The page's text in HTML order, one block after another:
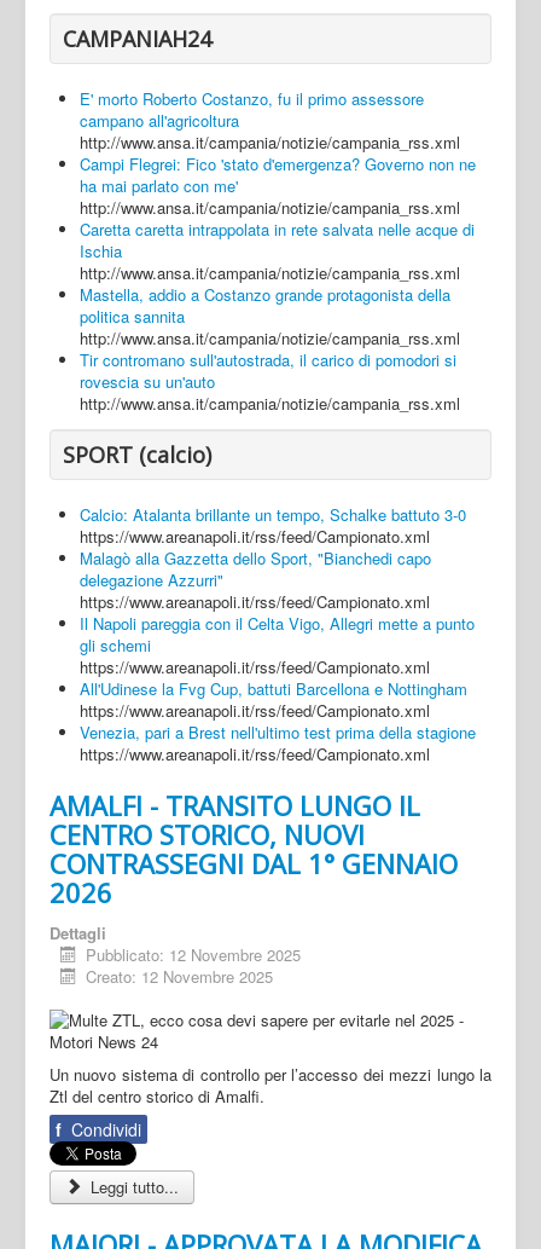
CAMPANIAH24
E' morto Roberto Costanzo, fu il primo assessore
campano all'agricoltura
http://www.ansa.it/campania/notizie/campania_rss.xml
Campi Flegrei: Fico 'stato d'emergenza? Governo non ne
ha mai parlato con me'
http://www.ansa.it/campania/notizie/campania_rss.xml
Caretta caretta intrappolata in rete salvata nelle acque di
Ischia
http://www.ansa.it/campania/notizie/campania_rss.xml
Mastella, addio a Costanzo grande protagonista della
politica sannita
http://www.ansa.it/campania/notizie/campania_rss.xml
Tir contromano sull'autostrada, il carico di pomodori si
rovescia su un'auto
http://www.ansa.it/campania/notizie/campania_rss.xml
SPORT (calcio)
Calcio: Atalanta brillante un tempo, Schalke battuto 3-0
https://www.areanapoli.it/rss/feed/Campionato.xml
Malagò alla Gazzetta dello Sport, "Bianchedi capo
delegazione Azzurri"
https://www.areanapoli.it/rss/feed/Campionato.xml
Il Napoli pareggia con il Celta Vigo, Allegri mette a punto
gli schemi
https://www.areanapoli.it/rss/feed/Campionato.xml
All'Udinese la Fvg Cup, battuti Barcellona e Nottingham
https://www.areanapoli.it/rss/feed/Campionato.xml
Venezia, pari a Brest nell'ultimo test prima della stagione
https://www.areanapoli.it/rss/feed/Campionato.xml
AMALFI - TRANSITO LUNGO IL
CENTRO STORICO, NUOVI
CONTRASSEGNI DAL 1° GENNAIO
2026
Dettagli
Pubblicato: 12 Novembre 2025
Creato: 12 Novembre 2025
Un nuovo sistema di controllo per l’accesso dei mezzi lungo la
Ztl del centro storico di Amalfi.
f Condividi
Leggi tutto...